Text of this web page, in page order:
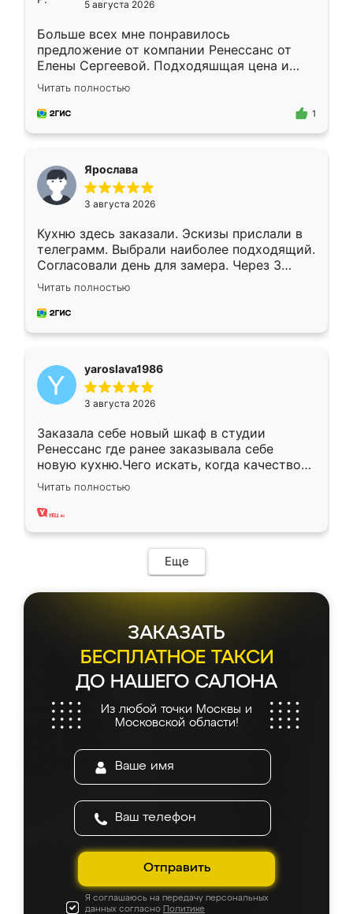
5 августа 2026
Больше всех мне понравилось
предложение от компании Ренессанс от
Елены Сергеевой. Подходяшщая цена и
короткие сроки изготовления. Приехавший
для замера сотрудник Владислав
предложил по моему эскизу самый
Читать полностью
1
Ярослава
3 августа 2026
Кухню здесь заказали. Эскизы прислали в
телеграмм. Выбрали наиболее подходящий.
Согласовали день для замера. Через 3
недели кухня была уже готова. Остались
довольны работой. Спасибо Ренессанс
мебель за качественную работу!
Читать полностью
yaroslava1986
3 августа 2026
Заказала себе новый шкаф в студии
Ренессанс где ранее заказывала себе
новую кухню.Чего искать, когда качеством
вполне довольна. Служит кухня уже почти
два года, нареканий нет.
Читать полностью
Еще
ЗАКАЗАТЬ
БЕСПЛАТНОЕ ТАКСИ
ДО НАШЕГО САЛОНА
Из любой точки Москвы и
Московской области!
Отправить
Я соглашаюсь на передачу персональных
данных согласно Политике